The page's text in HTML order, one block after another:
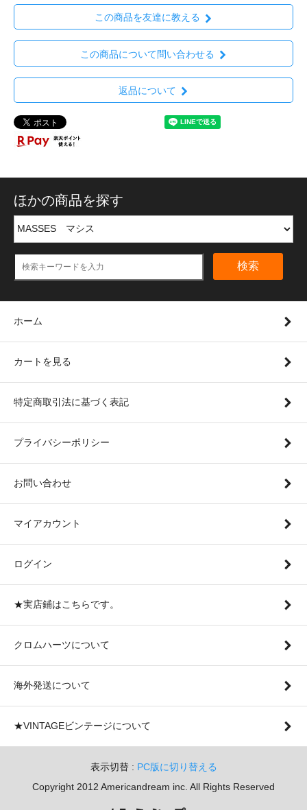
この商品を友達に教える
この商品について問い合わせる
返品について
ほかの商品を探す
検索
ホーム
カートを見る
特定商取引法に基づく表記
プライバシーポリシー
お問い合わせ
マイアカウント
ログイン
★実店鋪はこちらです。
クロムハーツについて
海外発送について
★VINTAGEビンテージについて
表示切替 : PC版に切り替える
Copyright 2012 Americandream inc. All Rights Reserved